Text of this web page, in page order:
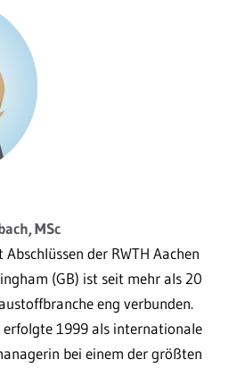
MSc
der RWTH Aachen
(GB) ist seit mehr als 20
eng verbunden.
erfolgte 1999 als internationale
bei einem der größten